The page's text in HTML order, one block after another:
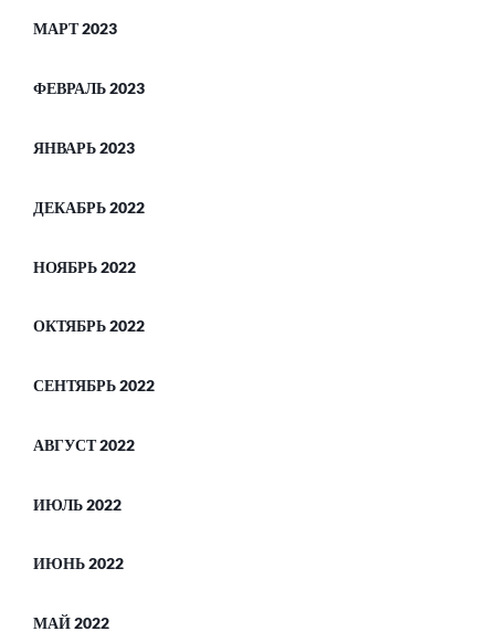
МАРТ 2023
ФЕВРАЛЬ 2023
ЯНВАРЬ 2023
ДЕКАБРЬ 2022
НОЯБРЬ 2022
ОКТЯБРЬ 2022
СЕНТЯБРЬ 2022
АВГУСТ 2022
ИЮЛЬ 2022
ИЮНЬ 2022
МАЙ 2022